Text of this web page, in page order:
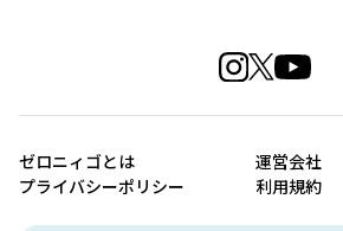
ゼロニィゴとは
運営会社
プライバシーポリシー
利用規約